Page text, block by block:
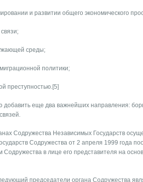
и развитии общего экономического
среды;
политики;
преступностью.[5]
добавить еще два важнейших направления:
Содружества Независимых Государств
Содружества от 2 апреля 1999 года
Содружества в лице его представителя на
председатели органа Содружества